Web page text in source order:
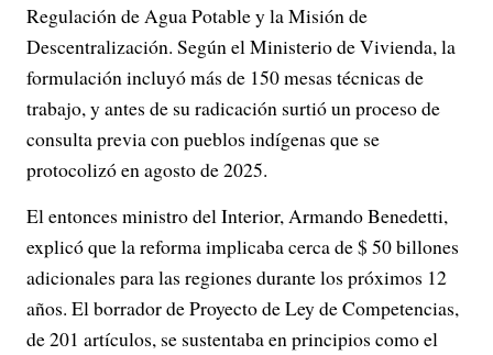
Regulación de Agua Potable y la Misión de
Descentralización. Según el Ministerio de Vivienda, la
formulación incluyó más de 150 mesas técnicas de
trabajo, y antes de su radicación surtió un proceso de
consulta previa con pueblos indígenas que se
protocolizó en agosto de 2025.
El entonces ministro del Interior, Armando Benedetti,
explicó que la reforma implicaba cerca de $ 50 billones
adicionales para las regiones durante los próximos 12
años. El borrador de Proyecto de Ley de Competencias,
de 201 artículos, se sustentaba en principios como el